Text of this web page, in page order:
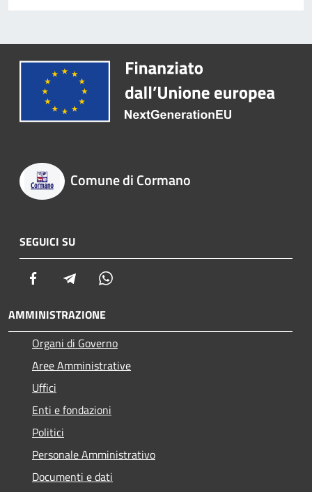
Comune di Cormano
SEGUICI SU
Facebook Telegram
AMMINISTRAZIONE
Organi di Governo
Aree Amministrative
Uffici
Enti e fondazioni
Politici
Personale Amministrativo
Documenti e dati